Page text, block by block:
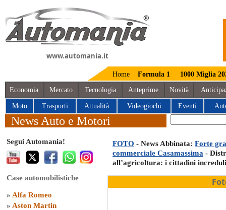
www.automania.it
Home Formula 1 1000 Miglia
Economia Mercato Tecnologia Anteprime Novità
Moto Trasporti Attualità Videogiochi Eventi
News Auto e Motori
Segui Automania!
Case automobilistiche
» Alfa Romeo
» Aston Martin
FOTO - News Abbinata: Forte
commerciale Casamassima -
all’agricoltura: i cittadini increduli